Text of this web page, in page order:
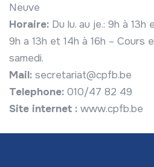
Neuve
Horaire: Du lu. au je.: 9h à 13h
9h a 13h et 14h à 16h – Cours
samedi.
Mail: secretariat@cpfb.be
Telephone: 010/47 82 49
Site internet : www.cpfb.be